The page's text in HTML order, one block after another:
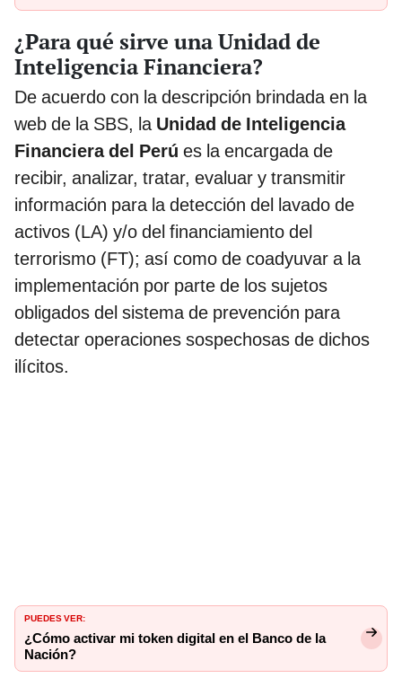
¿Para qué sirve una Unidad de
Inteligencia Financiera?
De acuerdo con la descripción brindada en la
web de la SBS, la Unidad de Inteligencia
Financiera del Perú es la encargada de
recibir, analizar, tratar, evaluar y transmitir
información para la detección del lavado de
activos (LA) y/o del financiamiento del
terrorismo (FT); así como de coadyuvar a la
implementación por parte de los sujetos
obligados del sistema de prevención para
detectar operaciones sospechosas de dichos
ilícitos.
PUEDES VER:
¿Cómo activar mi token digital en el Banco de la
Nación?